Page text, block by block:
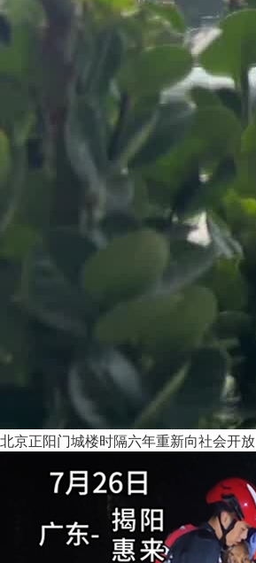
北京正阳门城楼时隔六年重新向社会开放